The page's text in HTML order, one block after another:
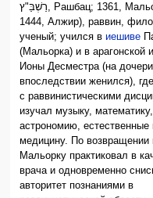
רַשְׁבַּ"ץ, Рашбац; 1361, Мальорка, –
1444, Алжир), раввин,
ученый; учился виешиве
(Мальорка) и в арагонской
Ионы Десместра (на дочери
впоследствии женился),
с раввинистическими
изучал музыку, математику,
астрономию, естественные
медицину. По возвращении
Мальорку практиковал в
врача и одновременно
авторитет познаниями в